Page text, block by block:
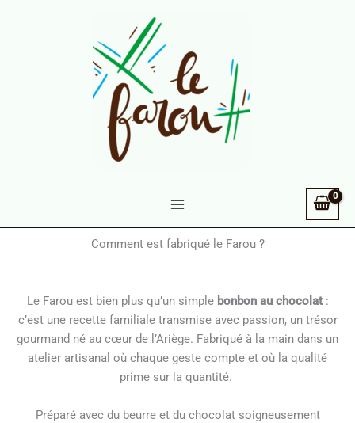
Comment est fabriqué le Farou ?
Le Farou est bien plus qu’un simple bonbon au chocolat:
c’est une recette familiale transmise avec passion, un trésor
gourmand né au cœur de l’Ariège. Fabriqué à la main dans un
atelier artisanal où chaque geste compte et où la qualité
prime sur la quantité.
Préparé avec du beurre et du chocolat soigneusement